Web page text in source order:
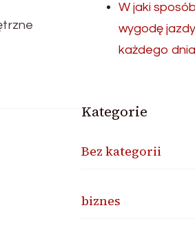
W jaki
wygodę
każdego dnia
Kategorie
Bez kategorii
biznes